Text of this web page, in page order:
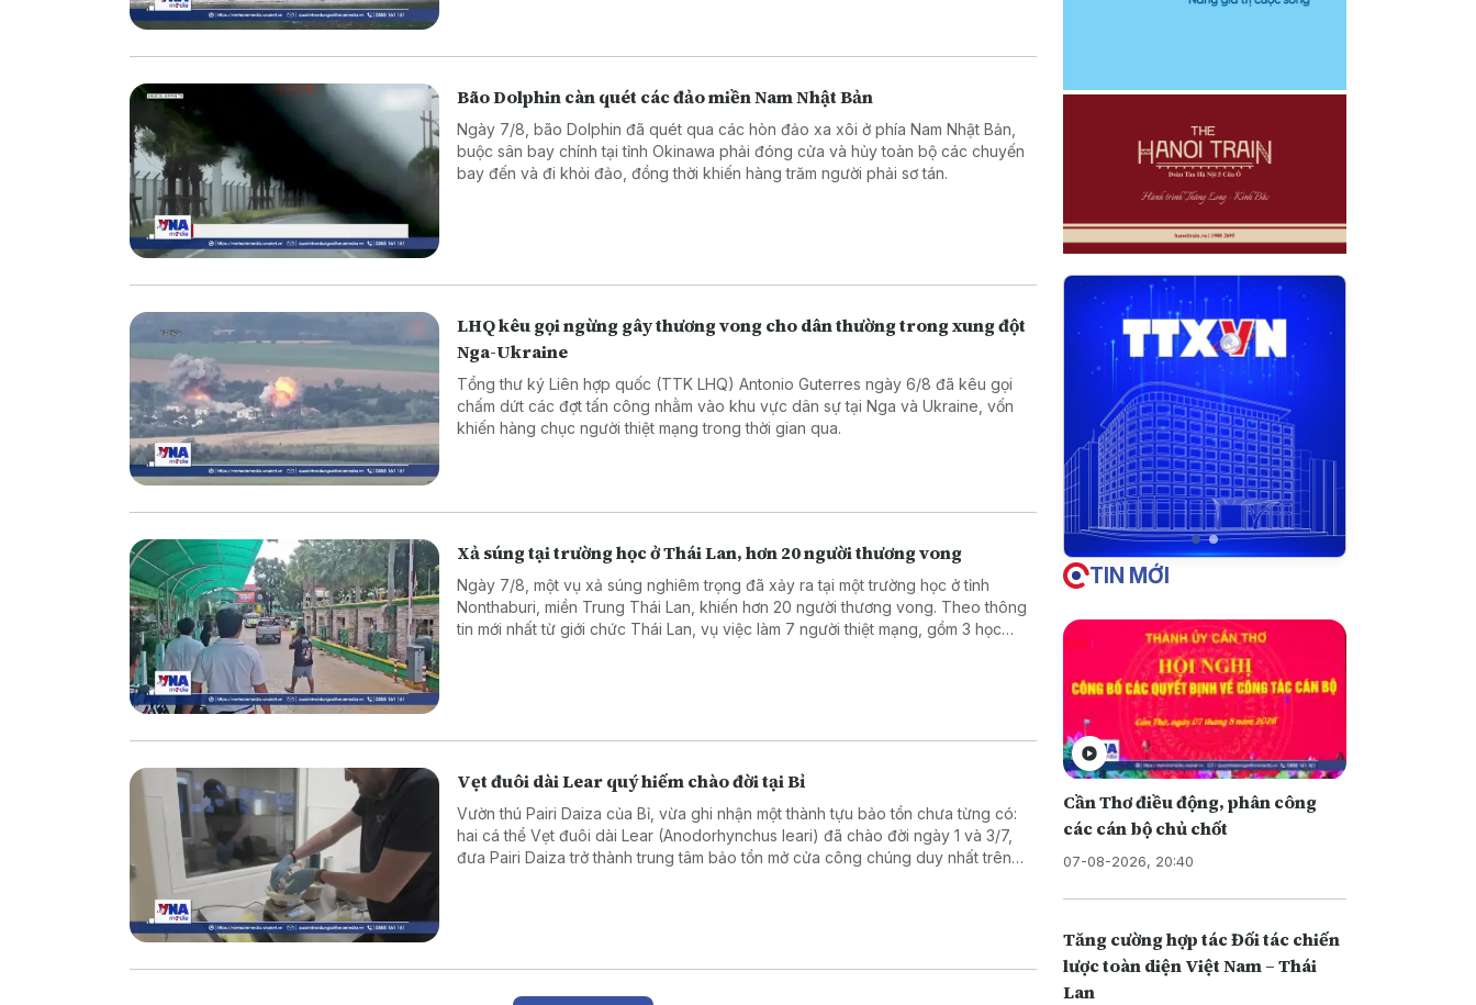
Bão Dolphin càn quét các đảo miền Nam Nhật Bản
Ngày 7/8, bão Dolphin đã quét qua các hòn đảo xa xôi ở phía Nam Nhật Bản,
buộc sân bay chính tại tỉnh Okinawa phải đóng cửa và hủy toàn bộ các chuyến
bay đến và đi khỏi đảo, đồng thời khiến hàng trăm người phải sơ tán.
LHQ kêu gọi ngừng gây thương vong cho dân thường trong xung đột
Nga-Ukraine
Tổng thư ký Liên hợp quốc (TTK LHQ) Antonio Guterres ngày 6/8 đã kêu gọi
chấm dứt các đợt tấn công nhằm vào khu vực dân sự tại Nga và Ukraine, vốn
khiến hàng chục người thiệt mạng trong thời gian qua.
Xả súng tại trường học ở Thái Lan, hơn 20 người thương vong
Ngày 7/8, một vụ xả súng nghiêm trọng đã xảy ra tại một trường học ở tỉnh
Nonthaburi, miền Trung Thái Lan, khiến hơn 20 người thương vong. Theo thông
tin mới nhất từ giới chức Thái Lan, vụ việc làm 7 người thiệt mạng, gồm 3 học
Vẹt đuôi dài Lear quý hiếm chào đời tại Bỉ
Vườn thú Pairi Daiza của Bỉ, vừa ghi nhận một thành tựu bảo tồn chưa từng có:
hai cá thể Vẹt đuôi dài Lear (Anodorhynchus leari) đã chào đời ngày 1 và 3/7,
đưa Pairi Daiza trở thành trung tâm bảo tồn mở cửa công chúng duy nhất trên
TIN MỚI
Cần Thơ điều động, phân công
các cán bộ chủ chốt
07-08-2026, 20:40
Tăng cường hợp tác Đối tác chiến
lược toàn diện Việt Nam – Thái
Lan